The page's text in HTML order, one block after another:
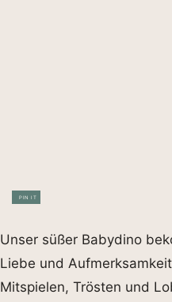
PIN IT
Unser süßer Babydino
Liebe und
Mitspielen, Trösten und